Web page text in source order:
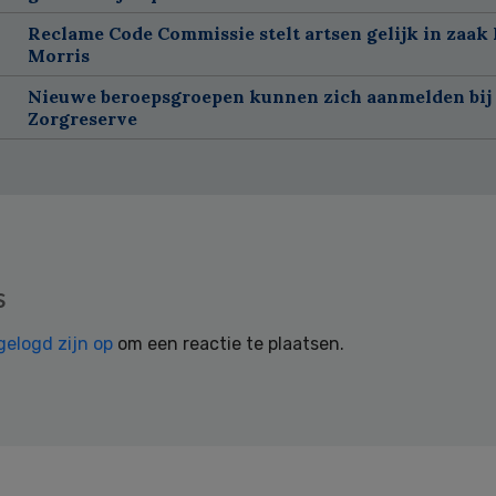
Reclame Code Commissie stelt artsen gelijk in
Morris
Nieuwe beroepsgroepen kunnen zich aanmelden
Zorgreserve
zijn op om een reactie te plaatsen.